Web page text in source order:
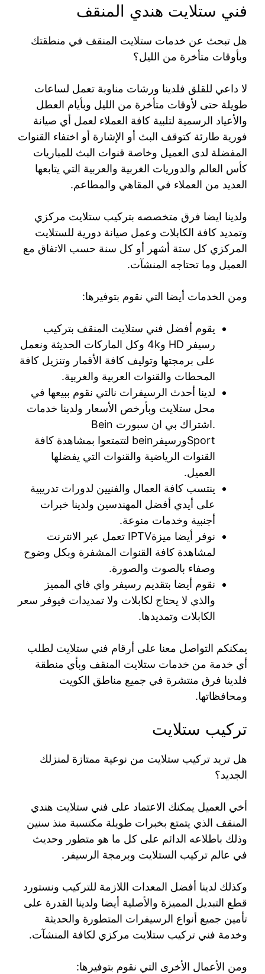
فني ستلايت هندي المنقف
هل تبحث عن خدمات ستلايت المنقف في منطقتك
وبأوقات متأخرة من الليل؟
لا داعي للقلق فلدينا ورشات مناوبة تعمل لساعات
طويلة حتى لأوقات متأخرة من الليل وبأيام العطل
والأعياد الرسمية لتلبية كافة العملاء لعمل أي صيانة
فورية طارئة كتوقف البث أو الإشارة أو اختفاء القنوات
المفضلة لدى العميل وخاصة قنوات البث للمباريات
كأس العالم والدوريات الغربية والعربية التي يتابعها
العديد من العملاء في المقاهي والمطاعم.
ولدينا ايضا فرق متخصصه بتركيب ستلايت مركزي
وتمديد كافة الكابلات وعمل صيانة دورية للستلايت
المركزي كل ستة أشهر أو كل سنة حسب الاتفاق مع
العميل وما تحتاجه المنشآت.
ومن الخدمات أيضا التي نقوم بتوفيرها:
يقوم أفضل فني ستلايت المنقف بتركيب
رسيفر HD و4k وكل الماركات الحديثة ونعمل
على برمجتها وتوليف كافة الأقمار وتنزيل كافة
المحطات والقنوات العربية والغربية.
لدينا أحدث الرسيفرات نالتي نقوم ببيعها في
محل ستلايت وبأرخص الأسعار ولدينا خدمات
.اشتراك بي ان سبورت Bein
Sportورسيفرbein لتتمتعوا بمشاهدة كافة
القنوات الرياضية والقنوات التي يفضلها
العميل.
ينتسب كافة العمال والفنيين لدورات تدريبية
على أيدي أفضل المهندسين ولدينا خبرات
أجنبية وخدمات منوعة.
نوفر أيضا ميزةIPTV تعمل عبر الانترنت
لمشاهدة كافة القنوات المشفرة وبكل وضوح
وصفاء بالصوت والصورة.
نقوم أيضا بتقديم رسيفر واي فاي المميز
والذي لا يحتاج لكابلات ولا تمديدات فيوفر سعر
الكابلات وتمديدها.
يمكنكم التواصل معنا على أرقام فني ستلايت لطلب
أي خدمة من خدمات ستلايت المنقف وبأي منطقة
فلدينا فرق منتشرة في جميع مناطق الكويت
ومحافظاتها.
تركيب ستلايت
هل تريد تركيب ستلايت من نوعية ممتازة لمنزلك
الجديد؟
أخي العميل يمكنك الاعتماد على فني ستلايت هندي
المنقف الذي يتمتع بخبرات طويلة مكتسبة منذ سنين
وذلك باطلاعه الدائم على كل ما هو متطور وحديث
في عالم تركيب الستلايت وبرمجة الرسيفر.
وكذلك لدينا أفضل المعدات اللازمة للتركيب ونستورد
قطع التبديل المميزة والأصلية أيضا ولدينا القدرة على
تأمين جميع أنواع الرسيفرات المتطورة والحديثة
وخدمة فني تركيب ستلايت مركزي لكافة المنشآت.
ومن الأعمال الأخرى التي نقوم بتوفيرها: